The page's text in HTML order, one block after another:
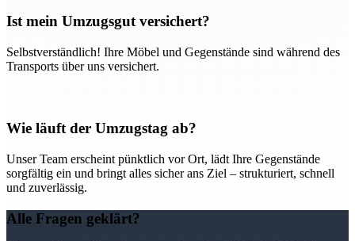
Ist mein Umzugsgut versichert?
Selbstverständlich! Ihre Möbel und Gegenstände sind während des
Transports über uns versichert.
Wie läuft der Umzugstag ab?
Unser Team erscheint pünktlich vor Ort, lädt Ihre Gegenstände
sorgfältig ein und bringt alles sicher ans Ziel – strukturiert, schnell
und zuverlässig.
Alle Fragen geklärt?